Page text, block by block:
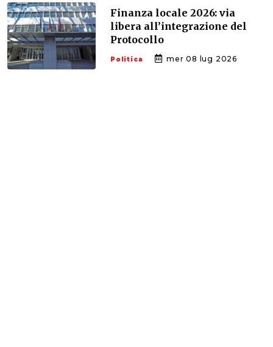
Finanza locale 2026: via
libera all’integrazione del
Protocollo
Politica mer 08 lug 2026